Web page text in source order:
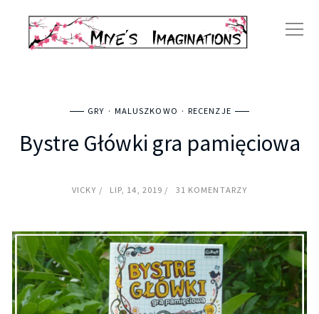
GRY MALUSZKOWO RECENZJE
Bystre Główki gra pamięciowa
VICKY LIP, 14, 2019 31 KOMENTARZY